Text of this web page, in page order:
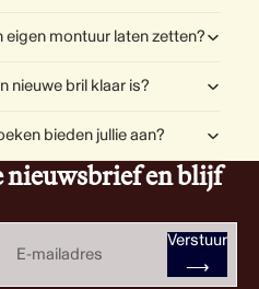
eigen montuur laten zetten?
nieuwe bril klaar is?
bieden jullie aan?
nieuwsbrief en blijf
Verstuur
⟶